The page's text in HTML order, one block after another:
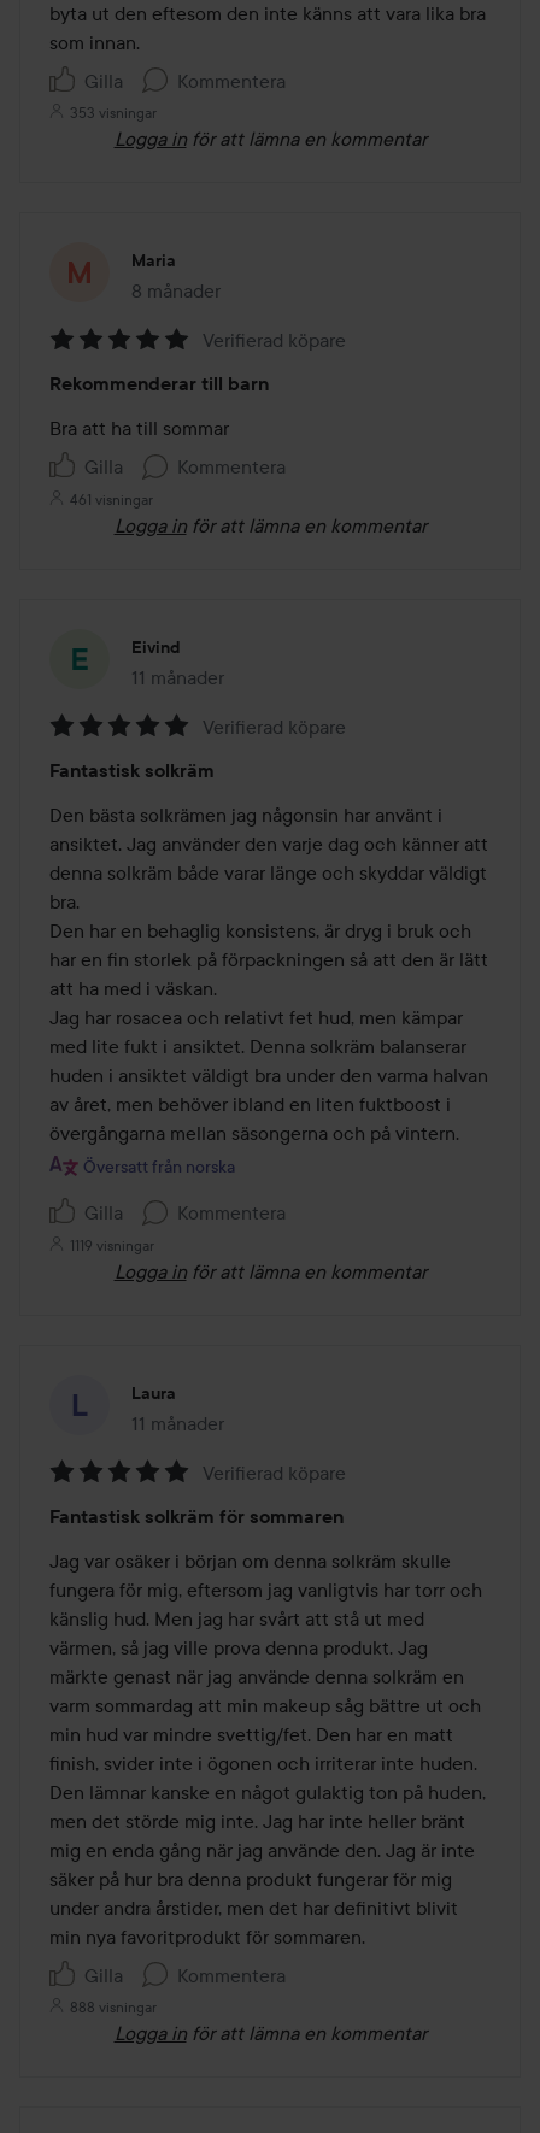
5
byta ut den eftesom den inte känns att vara lika bra
som innan.
Gilla
Kommentera
353 visningar
Logga in för att lämna en kommentar
Maria
8 månader
Inlägget skapades 8 månader
5
av
5
Verifierad köpare
Rekommenderar till barn
Bra att ha till sommar
Gilla
Kommentera
461 visningar
Logga in för att lämna en kommentar
Eivind
11 månader
Inlägget skapades 11 månader
5
av
5
Verifierad köpare
Fantastisk solkräm
Den bästa solkrämen jag någonsin har använt i
ansiktet. Jag använder den varje dag och känner att
denna solkräm både varar länge och skyddar väldigt
bra.
Den har en behaglig konsistens, är dryg i bruk och
har en fin storlek på förpackningen så att den är lätt
att ha med i väskan.
Jag har rosacea och relativt fet hud, men kämpar
med lite fukt i ansiktet. Denna solkräm balanserar
huden i ansiktet väldigt bra under den varma halvan
av året, men behöver ibland en liten fuktboost i
övergångarna mellan säsongerna och på vintern.
Översatt från norska
Gilla Kommentera
1119 visningar
Logga in för att lämna en kommentar
Laura
11 månader
Inlägget skapades 11 månader
5
av
5
Verifierad köpare
Fantastisk solkräm för sommaren
Jag var osäker i början om denna solkräm skulle
fungera för mig, eftersom jag vanligtvis har torr och
känslig hud. Men jag har svårt att stå ut med
värmen, så jag ville prova denna produkt. Jag
märkte genast när jag använde denna solkräm en
varm sommardag att min makeup såg bättre ut och
min hud var mindre svettig/fet. Den har en matt
finish, svider inte i ögonen och irriterar inte huden.
Den lämnar kanske en något gulaktig ton på huden,
men det störde mig inte. Jag har inte heller bränt
mig en enda gång när jag använde den. Jag är inte
säker på hur bra denna produkt fungerar för mig
under andra årstider, men det har definitivt blivit
min nya favoritprodukt för sommaren.
Gilla
Kommentera
888 visningar
Logga in för att lämna en kommentar